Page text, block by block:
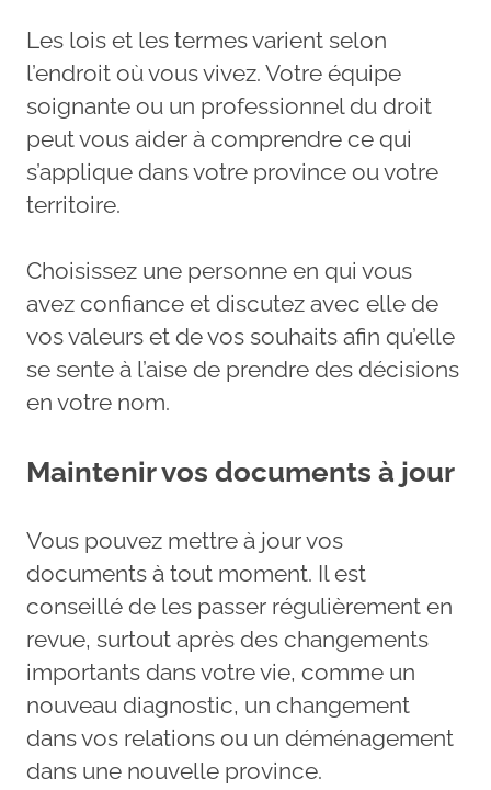
Les lois et les termes varient selon
l’endroit où vous vivez. Votre équipe
soignante ou un professionnel du droit
peut vous aider à comprendre ce qui
s’applique dans votre province ou votre
territoire.
Choisissez une personne en qui vous
avez confiance et discutez avec elle de
vos valeurs et de vos souhaits afin qu’elle
se sente à l’aise de prendre des décisions
en votre nom.
Maintenir vos documents à jour
Vous pouvez mettre à jour vos
documents à tout moment. Il est
conseillé de les passer régulièrement en
revue, surtout après des changements
importants dans votre vie, comme un
nouveau diagnostic, un changement
dans vos relations ou un déménagement
dans une nouvelle province.